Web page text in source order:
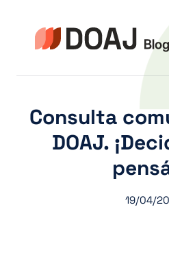
Consulta
DOAJ.
19/04/